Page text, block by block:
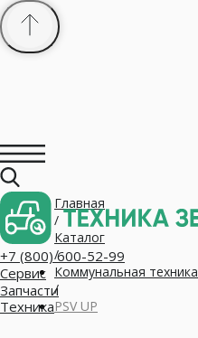
+7 (800) 600-52-99
Сервис
Запчасти
Техника
Главная
/
Каталог
/
Коммунальная техника
/
PSV UP